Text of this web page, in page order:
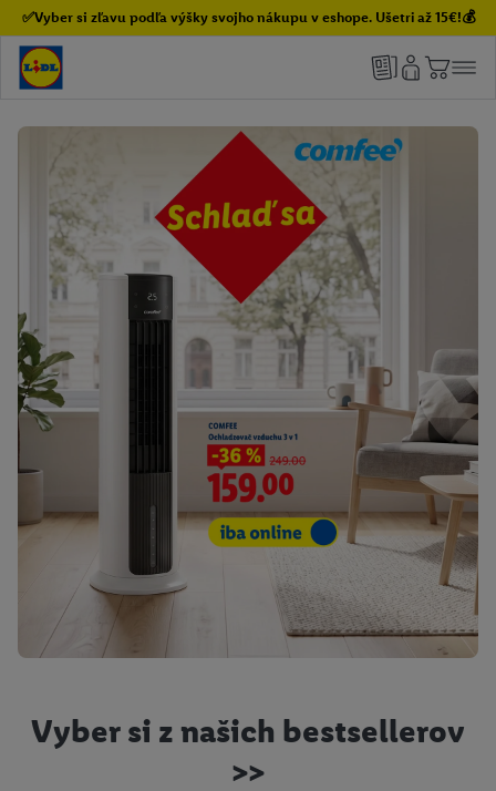
✅Vyber si zľavu podľa výšky svojho nákupu v eshope. Ušetri až 15€!💰
Vyber si z našich bestsellerov
>>